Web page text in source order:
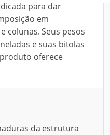
para dar
em
colunas. Seus pesos
e suas bitolas
oferece
da estrutura